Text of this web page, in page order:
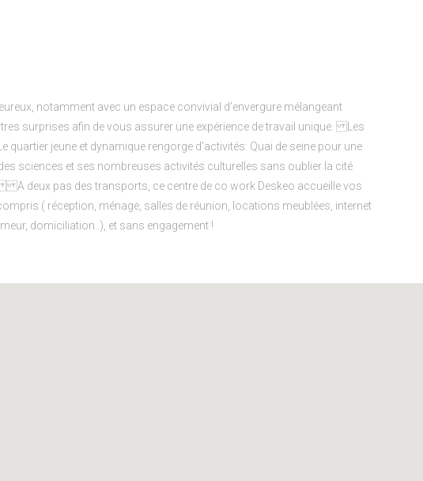
notamment avec un espace convivial d’envergure mélangeant
surprises afin de vous assurer une expérience de travail unique. Les
quartier jeune et dynamique rengorge d’activités: Quai de seine pour une
sciences et ses nombreuses activités culturelles sans oublier la cité
deux pas des transports, ce centre de co work Deskeo accueille vos
( réception, ménage, salles de réunion, locations meublées, internet
domiciliation..), et sans engagement !